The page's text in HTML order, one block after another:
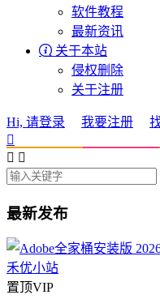
软件教程
最新资讯
 关于本站
侵权删除
关于注册
Hi, 请登录 我要注册

 
最新发布
置顶VIP